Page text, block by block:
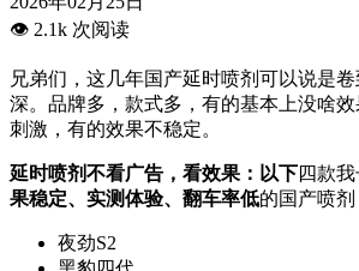
👁️ 2.1k 次阅读
兄弟们，这几年国产延时喷剂可以说是
深。品牌多，款式多，有的基本上没啥
刺激，有的效果不稳定。
延时喷剂不看广告，看效果：以下四款
果稳定、实测体验、翻车率低的国产喷剂
夜劲S2